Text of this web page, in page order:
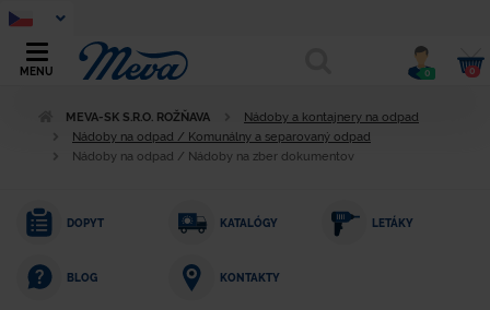
MENU 0 0
MEVA-SK S.R.O. ROŽŇAVA
Nádoby a kontajnery na odpad
Nádoby na odpad / Komunálny a separovaný odpad
Nádoby na odpad / Nádoby na zber dokumentov
DOPYT KATALÓGY LETÁKY
BLOG KONTAKTY